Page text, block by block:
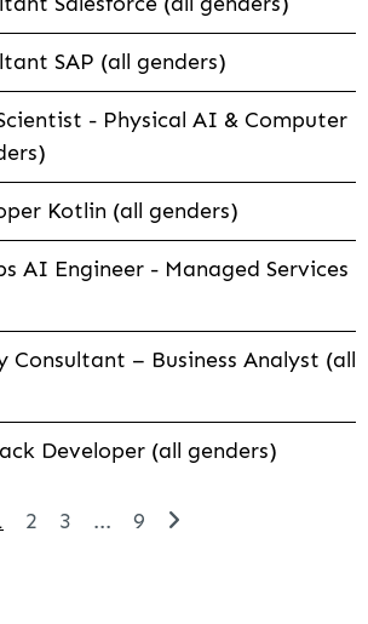
SAP (all genders)
- Physical AI & Computer
Kotlin (all genders)
AI Engineer - Managed Services
Consultant – Business Analyst (all
Developer (all genders)
2 3 ... 9